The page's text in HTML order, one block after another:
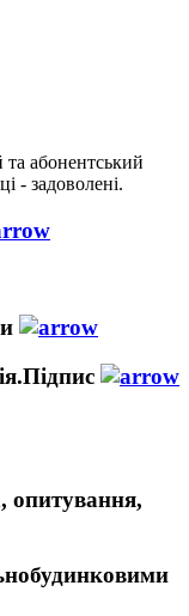
абонентський
- задоволені.
опитування,